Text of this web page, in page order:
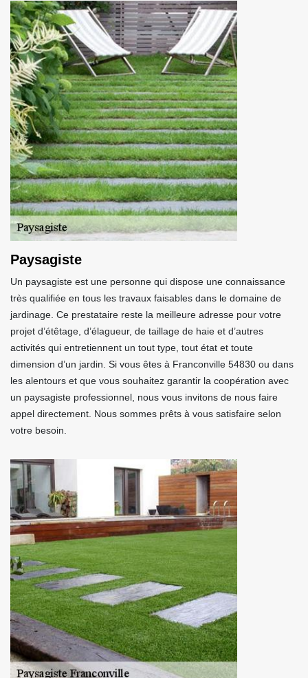
Paysagiste
Un paysagiste est une personne qui dispose une connaissance
très qualifiée en tous les travaux faisables dans le domaine de
jardinage. Ce prestataire reste la meilleure adresse pour votre
projet d’étêtage, d’élagueur, de taillage de haie et d’autres
activités qui entretiennent un tout type, tout état et toute
dimension d’un jardin. Si vous êtes à Franconville 54830 ou dans
les alentours et que vous souhaitez garantir la coopération avec
un paysagiste professionnel, nous vous invitons de nous faire
appel directement. Nous sommes prêts à vous satisfaire selon
votre besoin.